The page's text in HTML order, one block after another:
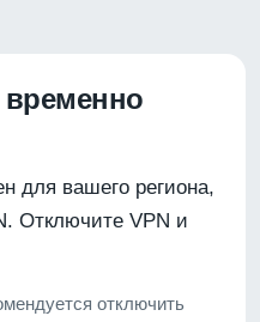
временно
для вашего региона,
Отключите VPN и
отключить